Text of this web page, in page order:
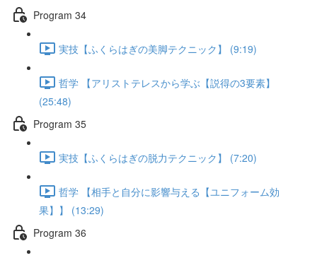
Program 34
実技【ふくらはぎの美脚テクニック】 (9:19)
哲学 【アリストテレスから学ぶ【説得の3要素】
(25:48)
Program 35
実技【ふくらはぎの脱力テクニック】 (7:20)
哲学 【相手と自分に影響与える【ユニフォーム効
果】】 (13:29)
Program 36